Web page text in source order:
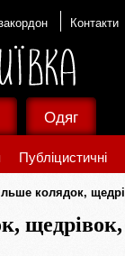
Контакти
Публіцистичні
Одяг
колядок,
щедрівок,